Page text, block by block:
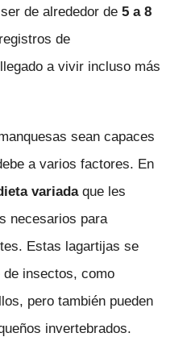
de alrededor de 5 a 8
de
a vivir incluso más
sean capaces
a varios factores. En
variadaque les
necesarios para
Estas lagartijas se
insectos, como
pero también pueden
invertebrados.